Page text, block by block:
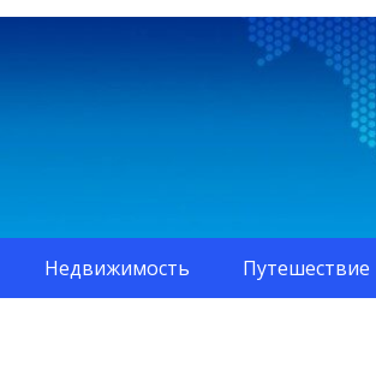
Недвижимость Путешествие